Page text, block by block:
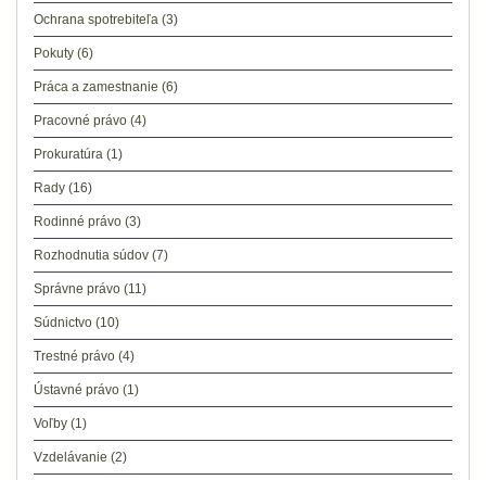
Ochrana spotrebiteľa (3)
Pokuty (6)
Práca a zamestnanie (6)
Pracovné právo (4)
Prokuratúra (1)
Rady (16)
Rodinné právo (3)
Rozhodnutia súdov (7)
Správne právo (11)
Súdnictvo (10)
Trestné právo (4)
Ústavné právo (1)
Voľby (1)
Vzdelávanie (2)